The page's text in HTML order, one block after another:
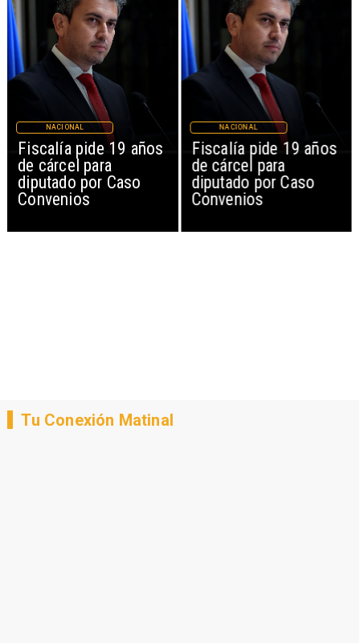
Fiscalía pide 19 años
de cárcel para
diputado por Caso
Convenios
NACIONAL
Fiscalía pide 19 años
de cárcel para
diputado por Caso
Convenios
NACIONAL
Tu Conexión Matinal